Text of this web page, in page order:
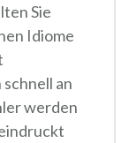
Sie
Idiome
an
werden